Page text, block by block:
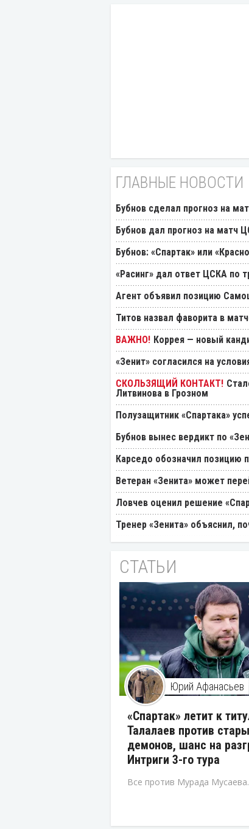
ГЛАВНЫЕ НОВОСТИ
Бубнов сделал прогноз на
Бубнов дал прогноз на матч
Бубнов: «Спартак» или
«Расинг» дал ответ ЦСКА по
Агент объявил позицию
Титов назвал фаворита в
Коррея — новый
«Зенит» согласился на
Литвинова в Грозном
Полузащитник «Спартака»
Бубнов вынес вердикт по
Карседо обозначил позицию
Ветеран «Зенита» может
Ловчев оценил решение
Тренер «Зенита» объяснил,
СТАТЬИ
Юрий Афанасьев
«Спартак» летит к
Талалаев против
демонов, шанс на
Интриги 3-го тура
Все против Мурада Мусаева.